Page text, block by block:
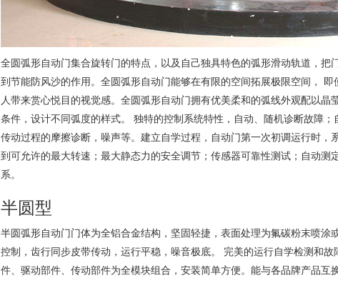
全圆弧形自动门集合旋转门的特点，以及自己独具特色的弧形滑动轨道，
到节能防风沙的作用。全圆弧形自动门能够在有限的空间拓展极限空间，
人带来赏心悦目的视觉感。全圆弧形自动门拥有优美柔和的弧线外观配以
条件，设计不同弧度的样式。 独特的控制系统特性，自动、随机诊断故障
传动过程的摩擦诊断，噪声等。建立自学过程，自动门第一次初调运行时
到可允许的最大转速；最大静态力的安全调节；传感器可靠性测试；自动测
系。
半圆型
半圆弧形自动门门体为全铝合金结构，坚固轻捷，表面处理为氟碳粉末喷
控制，齿行同步皮带传动，运行平稳，噪音极底。 完美的运行自学检测和
件、驱动部件、传动部件为全模块组合，安装简单方便。能与各品牌产品互